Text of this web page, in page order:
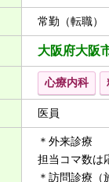
常勤（転職）
大阪府大阪
心療内科
医員
＊外来診療
担当コマ数
＊訪問診療（